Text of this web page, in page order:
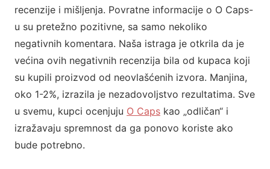
recenzije i mišljenja. Povratne informacije o O Caps-
u su pretežno pozitivne, sa samo nekoliko
negativnih komentara. Naša istraga je otkrila da je
većina ovih negativnih recenzija bila od kupaca koji
su kupili proizvod od neovlašćenih izvora. Manjina,
oko 1-2%, izrazila je nezadovoljstvo rezultatima. Sve
u svemu, kupci ocenjuju O Caps kao „odličan“ i
izražavaju spremnost da ga ponovo koriste ako
bude potrebno.